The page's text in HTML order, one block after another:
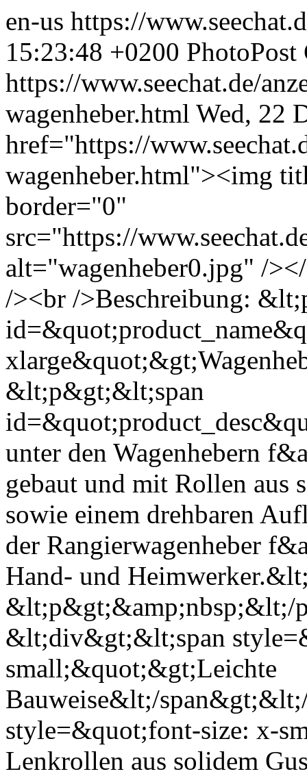
en-us https://
15:23:48 +0200 PhotoPost
https://www.seechat.de/
wagenheber.html Wed, 22
href="https://
wagenheber.html"><img
border="0"
src="https://
alt="wagenheber0.jpg" /
/><br />Beschreibung:
&lt;p&gt;&lt;span
unter den Wagenhebern
gebaut und mit Rollen aus
sowie einem drehbaren
der Rangierwagenheber
Hand- und
&lt;div&gt;&lt;span
small;&quot;&gt;Leichte
Bauweise&lt;/
style=&quot;font-size: x-
Lenkrollen aus solidem